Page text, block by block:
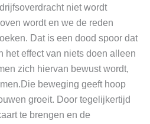
niet wordt
wordt en we de reden
Dat is een dood spoor dat
het effect van niets doen alleen
zich hiervan bewust wordt,
beweging geeft hoop
groeit. Door tegelijkertijd
te brengen en de